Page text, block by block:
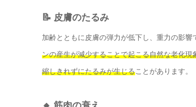
📝 皮膚のたるみ
加齢とともに皮膚の弾力が低下し、重力の影
ンの産生が減少することで起こる自然な老化現
縮しきれずにたるみが生じることがあります。